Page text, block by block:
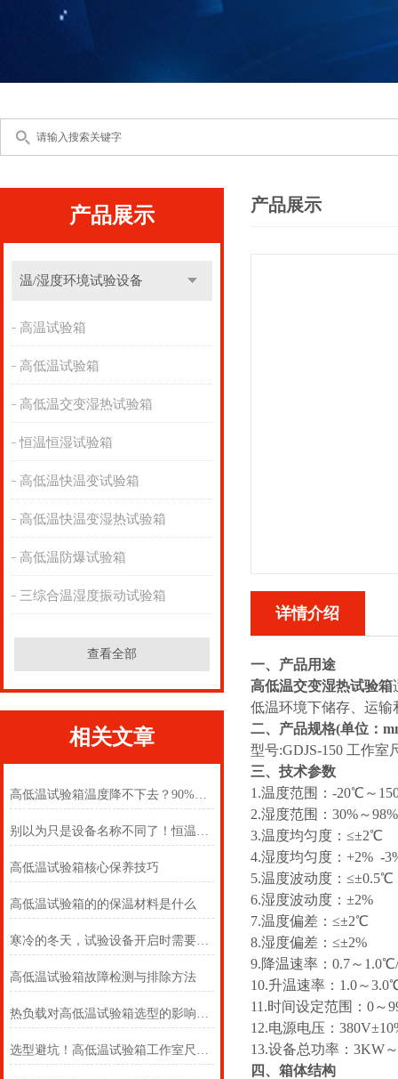
产品展示
温/湿度环境试验设备
高温试验箱
高低温试验箱
高低温交变湿热试验箱
恒温恒湿试验箱
高低温快温变试验箱
高低温快温变湿热试验箱
高低温防爆试验箱
三综合温湿度振动试验箱
查看全部
相关文章
高低温试验箱温度降不下去？90%的故障都是这几个原因！
别以为只是设备名称不同了！恒温与交变试验箱怎么选
高低温试验箱核心保养技巧
高低温试验箱的的保温材料是什么
寒冷的冬天，试验设备开启时需要注意哪些呢
高低温试验箱故障检测与排除方法
热负载对高低温试验箱选型的影响机制及客户决策指南
选型避坑！高低温试验箱工作室尺寸，选对才不浪费、测的准
产品展示
详情介绍
一、产品用途
高低温交变湿热试验箱
低温环境下储存、运
二、产品规格(单位：
型号:GDJS-150 工作室
三、技术参数
1.温度范围：-20℃～
2.湿度范围：30%～
3.温度均匀度：≤±2℃
4.湿度均匀度：+2% -
5.温度波动度：≤±0.5℃
6.湿度波动度：±2%
7.温度偏差：≤±2℃
8.湿度偏差：≤±2%
9.降温速率：0.7～
10.升温速率：1.0～
11.时间设定范围：0～
12.电源电压：
13.设备总功率：3KW
四、箱体结构